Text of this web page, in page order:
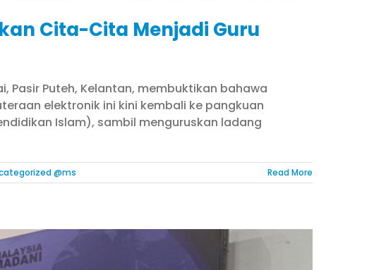
Cita-Cita Menjadi Guru
Pasir Puteh, Kelantan, membuktikan bahawa
elektronik ini kini kembali ke pangkuan
Islam), sambil menguruskan ladang
@ms Read More